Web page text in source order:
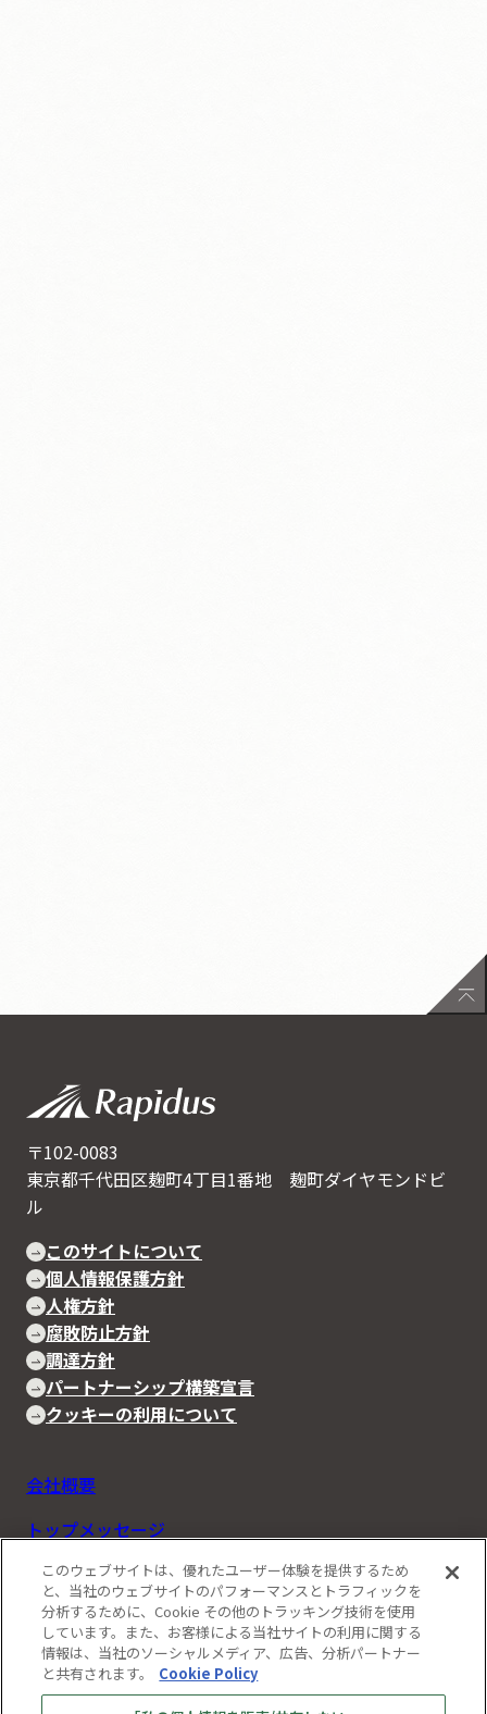
〒102-0083
東京都千代田区麹町4丁目1番地 麹町ダイヤモンドビ
ル
このサイトについて
個人情報保護方針
人権方針
腐敗防止方針
調達方針
パートナーシップ構築宣言
クッキーの利用について
会社概要
トップメッセージ
Rapidusの事業と技術
IIM
お知らせ
このウェブサイトは、優れたユーザー体験を提供するため
と、当社のウェブサイトのパフォーマンスとトラフィックを
分析するために、Cookie その他のトラッキング技術を使用
しています。また、お客様による当社サイトの利用に関する
情報は、当社のソーシャルメディア、広告、分析パートナー
と共有されます。
Cookie Policy